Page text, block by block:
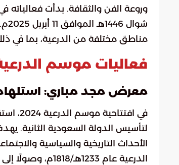
مناطق مختلفة من الدرعية، بما في
فعاليات موسم الدرعية 2024: مزيج من الماضي
معرض مجد مباري: استلهام
في
لتأسيس الدولة السعودية الثانية.
الدرعية عام 1233هـ/1818م، وصولًا إلى دخوله الرياض عام 1240هـ/1824م، معلنًا قيام الدولة السعودية الثانية.